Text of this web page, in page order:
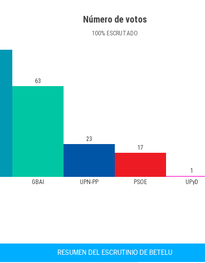
Número de votos
100% ESCRUTADO
GBAI UPN-PP PSOE UPyD
63
23
17
1
RESUMEN DEL ESCRUTINIO DE BETELU